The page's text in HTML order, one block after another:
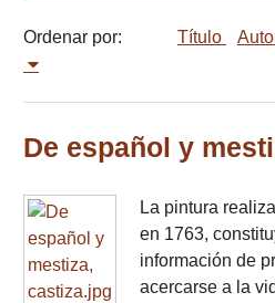
Ordenar por: Título
De español y
La pintura
en 1763,
información de
acercarse a la